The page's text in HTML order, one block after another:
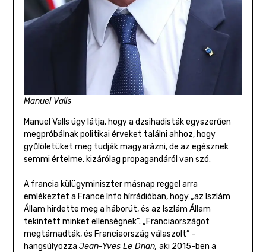
Manuel Valls
Manuel Valls úgy látja, hogy a dzsihadisták egyszerűen
megpróbálnak politikai érveket találni ahhoz, hogy
gyűlöletüket meg tudják magyarázni, de az egésznek
semmi értelme, kizárólag propagandáról van szó.
A francia külügyminiszter másnap reggel arra
emlékeztet a France Info hírrádióban, hogy „az Iszlám
Állam hirdette meg a háborút, és az Iszlám Állam
tekintett minket ellenségnek”. „Franciaországot
megtámadták, és Franciaország válaszolt” –
hangsúlyozza Jean-Yves Le Drian, aki 2015-ben a